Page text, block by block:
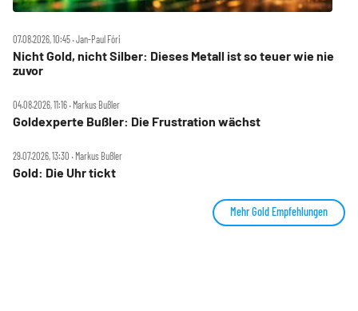
07.08.2026, 10:45 ‧ Jan-Paul Fóri
Nicht Gold, nicht Silber: Dieses Metall ist so teuer wie nie
zuvor
04.08.2026, 11:16 ‧ Markus Bußler
Goldexperte Bußler: Die Frustration wächst
29.07.2026, 13:30 ‧ Markus Bußler
Gold: Die Uhr tickt
Mehr Gold Empfehlungen